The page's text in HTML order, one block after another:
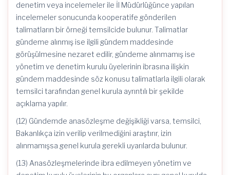
denetim veya incelemeler ile İl Müdürlüğünce yapılan
incelemeler sonucunda kooperatife gönderilen
talimatların bir örneği temsilcide bulunur. Talimatlar
gündeme alınmış ise ilgili gündem maddesinde
görüşülmesine nezaret edilir, gündeme alınmamış ise
yönetim ve denetim kurulu üyelerinin ibrasına ilişkin
gündem maddesinde söz konusu talimatlarla ilgili olarak
temsilci tarafından genel kurula ayrıntılı bir şekilde
açıklama yapılır.
(12) Gündemde anasözleşme değişikliği varsa, temsilci,
Bakanlıkça izin verilip verilmediğini araştırır, izin
alınmamışsa genel kurula gerekli uyarılarda bulunur.
(13) Anasözleşmelerinde ibra edilmeyen yönetim ve